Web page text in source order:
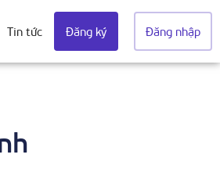
Tin tức Đăng ký Đăng nhập